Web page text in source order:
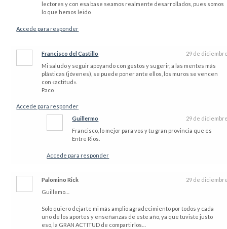
lectores y con esa base seamos realmente desarrollados, pues somos
lo que hemos leido
Accede para responder
Francisco del Castillo
29 de
Mi saludo y seguir apoyando con gestos y sugerir, a las mentes más
plásticas (jóvenes), se puede poner ante ellos, los muros se vencen
con «actitud».
Paco
Accede para responder
Guillermo
29 de
Francisco, lo mejor para vos y tu gran provincia que es
Entre Rios.
Accede para responder
Palomino Rick
29 de
Guillemo…
Solo quiero dejarte mi más amplio agradecimiento por todos y cada
uno de los aportes y enseñanzas de este año, ya que tuviste justo
eso, la GRAN ACTITUD de compartirlos…